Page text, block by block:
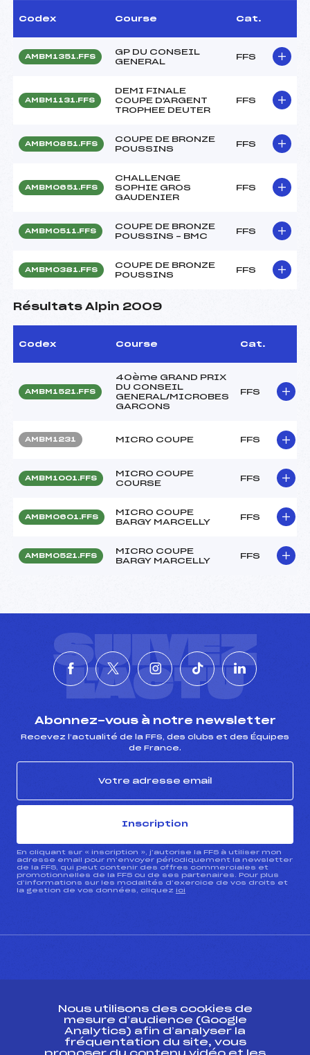
Codex Course Cat.
AMBM1351.FFS
GP DU CONSEIL
GENERAL
FFS
AMBM1131.FFS
DEMI FINALE
COUPE D'ARGENT
TROPHEE DEUTER
FFS
AMBM0851.FFS
COUPE DE BRONZE
POUSSINS
FFS
AMBM0651.FFS
CHALLENGE
SOPHIE GROS
GAUDENIER
FFS
AMBM0511.FFS
COUPE DE BRONZE
POUSSINS – BMC
FFS
AMBM0381.FFS
COUPE DE BRONZE
POUSSINS
FFS
Résultats Alpin 2009
Codex Course Cat.
AMBM1521.FFS
40ème GRAND PRIX
DU CONSEIL
GENERAL/MICROBES
GARCONS
FFS
AMBM1231 MICRO COUPE FFS
AMBM1001.FFS
MICRO COUPE
COURSE
FFS
AMBM0601.FFS
MICRO COUPE
BARGY MARCELLY
FFS
AMBM0521.FFS
MICRO COUPE
BARGY MARCELLY
FFS
SUIVEZ
L'ACTU
Abonnez-vous à notre newsletter
Recevez l’actualité de la FFS, des clubs et des Équipes
de France.
Inscription
En cliquant sur « inscription », j’autorise la FFS à utiliser mon
adresse email pour m’envoyer périodiquement la newsletter
de la FFS, qui peut contenir des offres commerciales et
promotionnelles de la FFS ou de ses partenaires. Pour plus
d’informations sur les modalités d’exercice de vos droits et
la gestion de vos données, cliquez ici
ESPACE PRESSE
Ressources
Nous utilisons des cookies de
mesure d’audience (Google
Analytics) afin d’analyser la
fréquentation du site, vous